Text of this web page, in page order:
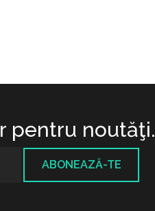
pentru noutăţi.
ABONEAZĂ-TE